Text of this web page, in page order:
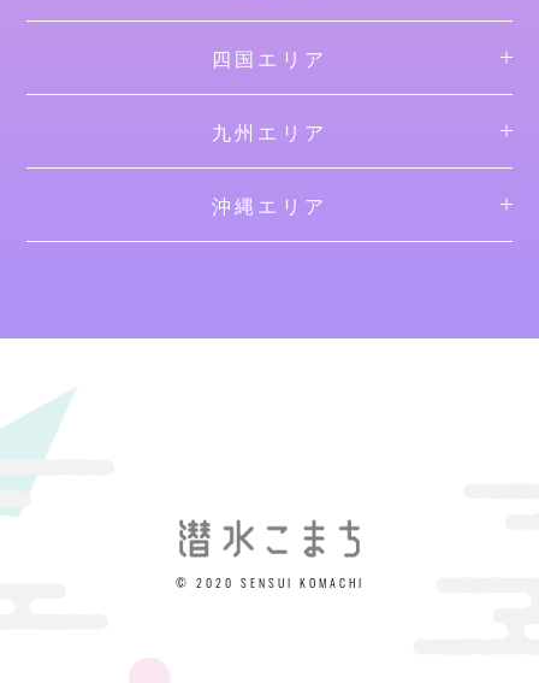
四国エリア
九州エリア
沖縄エリア
© 2020 SENSUI KOMACHI